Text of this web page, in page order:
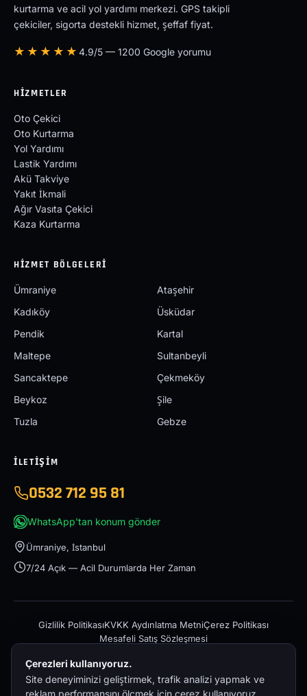
kurtarma ve acil yol yardımı merkezi. GPS takipli
çekiciler, sigorta destekli hizmet, şeffaf fiyat.
★★★★★ 4.9/5 — 1200 Google yorumu
HIZMETLER
Oto Çekici
Oto Kurtarma
Yol Yardımı
Lastik Yardımı
Akü Takviye
Yakıt İkmali
Ağır Vasıta Çekici
Kaza Kurtarma
HIZMET BÖLGELERI
Ümraniye
Ataşehir
Kadıköy
Üsküdar
Pendik
Kartal
Maltepe
Sultanbeyli
Sancaktepe
Çekmeköy
Beykoz
Şile
Tuzla
Gebze
İLETIŞIM
0532 712 95 81
WhatsApp'tan konum gönder
Ümraniye, İstanbul
7/24 Açık — Acil Durumlarda Her Zaman
Gizlilik PolitikasıKVKK Aydınlatma MetniÇerez Politikası
Mesafeli Satış Sözleşmesi
Çerezleri kullanıyoruz.
Site deneyiminizi geliştirmek, trafik analizi yapmak ve
reklam performansını ölçmek için çerez kullanıyoruz.